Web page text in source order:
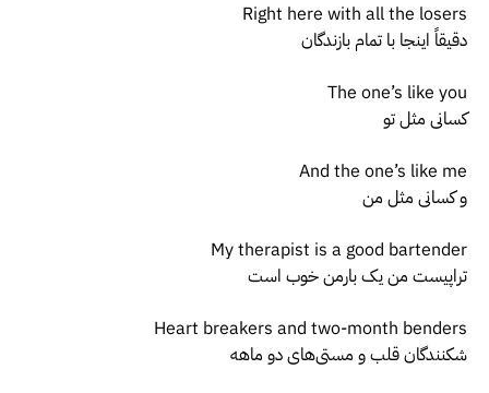
Right here with all the losers
دقیقاً اینجا با تمام بازندگان
The one’s like you
کسانی مثل تو
And the one’s like me
و کسانی مثل من
My therapist is a good bartender
تراپیست من یک بارمن خوب است
Heart breakers and two-month benders
شکنندگان قلب و مستی‌های دو ماهه